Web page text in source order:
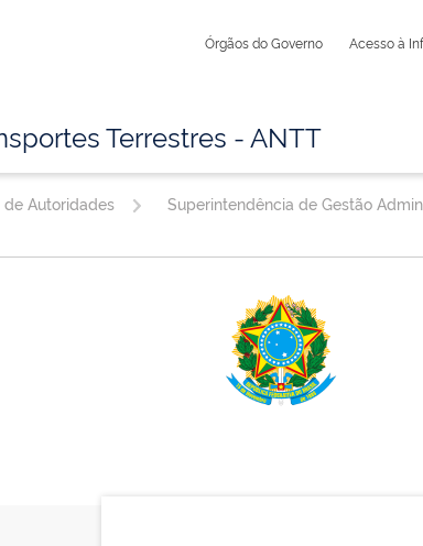
Órgãos do Governo Acesso à
Terrestres - ANTT
de Autoridades